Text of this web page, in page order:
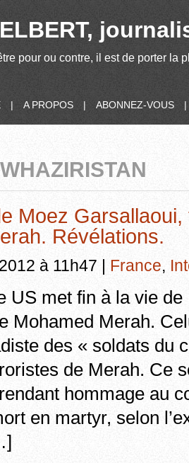
pour ou contre, il est de porter
| A PROPOS | ABONNEZ-VOUS |
Moez
Révélations.
à 11h47 | France,
US met fin à la vie
Mohamed Merah.
des « soldats du
de Merah. Ce
hommage au
en martyr, selon